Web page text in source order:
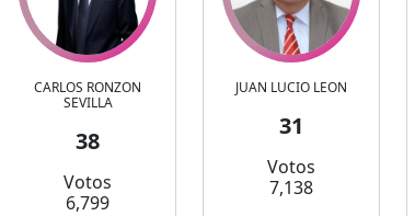
CARLOS RONZON
SEVILLA
38
Votos
6,799
JUAN LUCIO LEON
31
Votos
7,138